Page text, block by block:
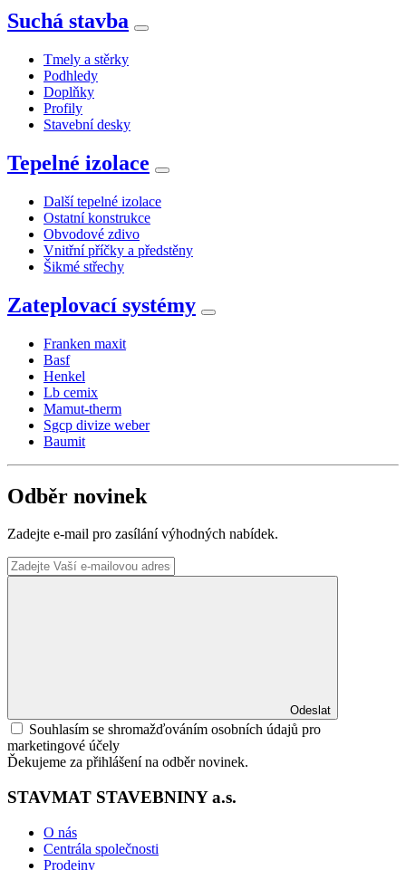
Suchá stavba
Tmely a stěrky
Podhledy
Doplňky
Profily
Stavební desky
Tepelné izolace
Další tepelné izolace
Ostatní konstrukce
Obvodové zdivo
Vnitřní příčky a předstěny
Šikmé střechy
Zateplovací systémy
Franken maxit
Basf
Henkel
Lb cemix
Mamut-therm
Sgcp divize weber
Baumit
Odběr novinek
Zadejte e-mail pro zasílání výhodných nabídek.
Odeslat
Souhlasím se shromažďováním osobních údajů pro
marketingové účely
Ďekujeme za přihlášení na odběr novinek.
STAVMAT STAVEBNINY a.s.
O nás
Centrála společnosti
Prodejny